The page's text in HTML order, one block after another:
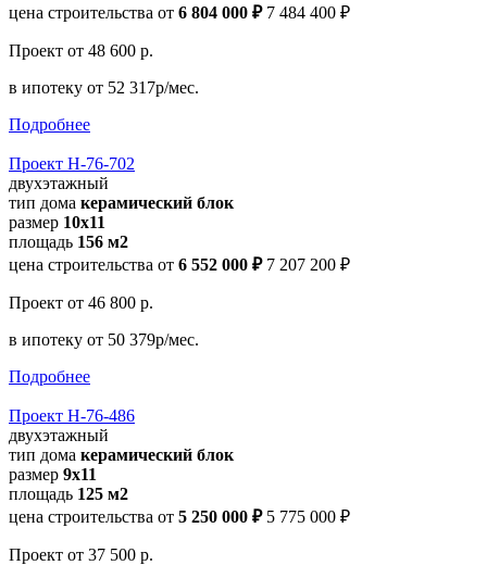
цена строительства от 6 804 000 ₽ 7 484 400 ₽
Проект от 48 600 р.
в ипотеку от 52 317р/мес.
Подробнее
Проект Н-76-702
двухэтажный
тип дома керамический блок
размер 10x11
площадь 156 м2
цена строительства от 6 552 000 ₽ 7 207 200 ₽
Проект от 46 800 р.
в ипотеку от 50 379р/мес.
Подробнее
Проект Н-76-486
двухэтажный
тип дома керамический блок
размер 9х11
площадь 125 м2
цена строительства от 5 250 000 ₽ 5 775 000 ₽
Проект от 37 500 р.